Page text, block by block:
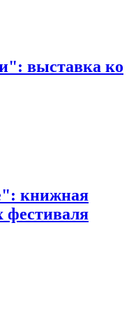
выставка ко
книжная
фестиваля